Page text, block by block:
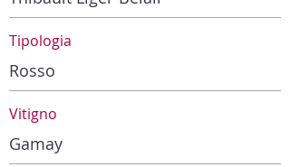
Tipologia
Rosso
Vitigno
Gamay